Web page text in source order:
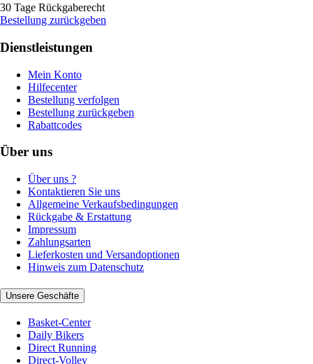
30 Tage Rückgaberecht
Bestellung zurückgeben
Dienstleistungen
Mein Konto
Hilfecenter
Bestellung verfolgen
Bestellung zurückgeben
Rabattcodes
Über uns
Über uns ?
Kontaktieren Sie uns
Allgemeine Verkaufsbedingungen
Rückgabe & Erstattung
Impressum
Zahlungsarten
Lieferkosten und Versandoptionen
Hinweis zum Datenschutz
Unsere Geschäfte
Basket-Center
Daily Bikers
Direct Running
Direct-Volley